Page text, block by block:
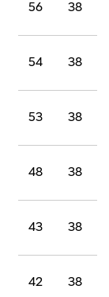
38
56
38
54
38
53
38
48
38
43
38
42